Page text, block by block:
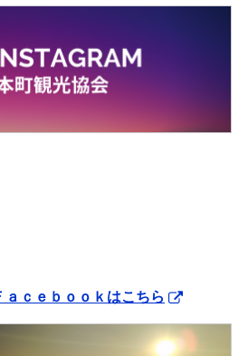
ｃｅｂｏｏｋはこちら